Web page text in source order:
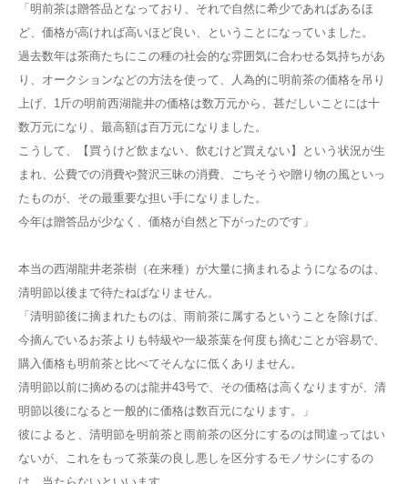
「明前茶は贈答品となっており、それで自然に希少であればあるほ
ど、価格が高ければ高いほど良い、ということになっていました。
過去数年は茶商たちにこの種の社会的な雰囲気に合わせる気持ちがあ
り、オークションなどの方法を使って、人為的に明前茶の価格を吊り
上げ、1斤の明前西湖龍井の価格は数万元から、甚だしいことには十
数万元になり、最高額は百万元になりました。
こうして、【買うけど飲まない、飲むけど買えない】という状況が生
まれ、公費での消費や贅沢三昧の消費、ごちそうや贈り物の風といっ
たものが、その最重要な担い手になりました。
今年は贈答品が少なく、価格が自然と下がったのです」
本当の西湖龍井老茶樹（在来種）が大量に摘まれるようになるのは、
清明節以後まで待たねばなりません。
「清明節後に摘まれたものは、雨前茶に属するということを除けば、
今摘んでいるお茶よりも特級や一級茶葉を何度も摘むことが容易で、
購入価格も明前茶と比べてそんなに低くありません。
清明節以前に摘めるのは龍井43号で、その価格は高くなりますが、清
明節以後になると一般的に価格は数百元になります。」
彼によると、清明節を明前茶と雨前茶の区分にするのは間違ってはい
ないが、これをもって茶葉の良し悪しを区分するモノサシにするの
は、当たらないといいます。